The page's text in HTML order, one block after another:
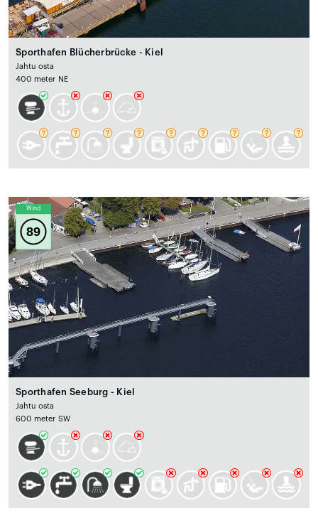
Sporthafen Blücherbrücke - Kiel
Jahtu osta
400 meter NE
Wind
89
Sporthafen Seeburg - Kiel
Jahtu osta
600 meter SW